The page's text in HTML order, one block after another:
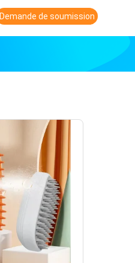
Demande de soumission